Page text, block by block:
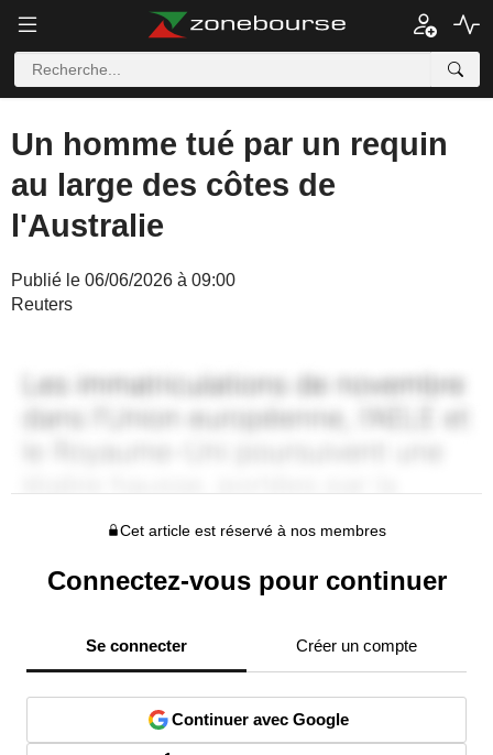
Un homme tué par un requin
au large des côtes de
l'Australie
Publié le 06/06/2026 à 09:00
Reuters
Cet article est réservé à nos membres
Connectez-vous pour continuer
Se connecter Créer un compte
Continuer avec Google